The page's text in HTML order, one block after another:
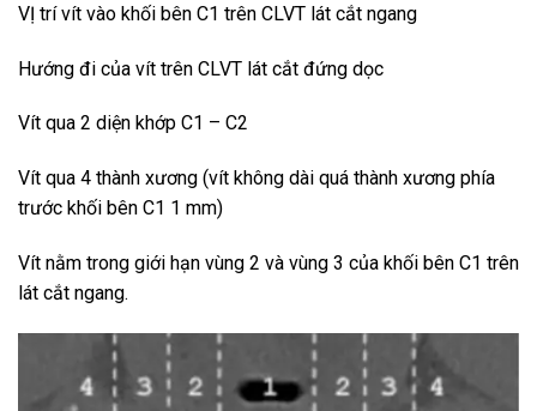
VỊ trí vít vào khối bên C1 trên CLVT lát cắt ngang
Hướng đi của vít trên CLVT lát cắt đứng dọc
Vít qua 2 diện khớp C1 – C2
Vít qua 4 thành xương (vít không dài quá thành xương phía
trước khối bên C1 1 mm)
Vít nằm trong giới hạn vùng 2 và vùng 3 của khối bên C1 trên
lát cắt ngang.